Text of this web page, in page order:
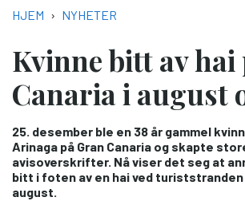
NAVIGASJONSSTI
HJEM NYHETER
Kvinne bitt av hai
Canaria i august
25. desember ble en 38 år gammel
Arinaga på Gran Canaria og skapte
avisoverskrifter. Nå viser det seg at
bitt i foten av en hai ved turiststranden
august.